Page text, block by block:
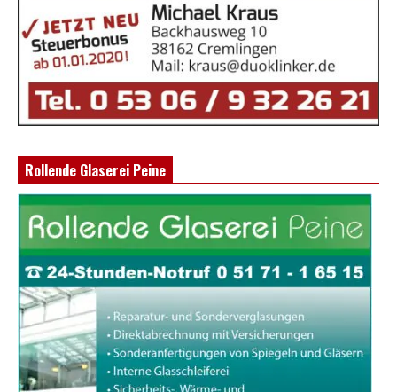
Rollende Glaserei Peine